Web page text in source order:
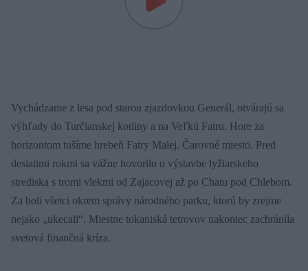
Vychádzame z lesa pod starou zjazdovkou Generál, otvárajú sa
výhľady do Turčianskej kotliny a na Veľkú Fatru. Hore za
horizontom tušíme hrebeň Fatry Malej. Čarovné miesto. Pred
desiatimi rokmi sa vážne hovorilo o výstavbe lyžiarskeho
strediska s tromi vlekmi od Zajacovej až po Chatu pod Chlebom.
Za boli všetci okrem správy národného parku, ktorú by zrejme
nejako „ukecali“. Miestne tokaniská tetrovov nakoniec zachránila
svetová finančná kríza.